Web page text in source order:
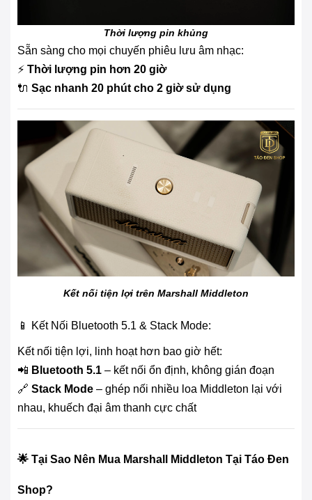
Thời lượng pin khủng
Sẵn sàng cho mọi chuyến phiêu lưu âm nhạc:
⚡ Thời lượng pin hơn 20 giờ
🔌 Sạc nhanh 20 phút cho 2 giờ sử dụng
Kết nối tiện lợi trên Marshall Middleton
📱 Kết Nối Bluetooth 5.1 & Stack Mode:
Kết nối tiện lợi, linh hoạt hơn bao giờ hết:
📲 Bluetooth 5.1 – kết nối ổn định, không gián đoạn
🔗 Stack Mode – ghép nối nhiều loa Middleton lại với
nhau, khuếch đại âm thanh cực chất
🌟 Tại Sao Nên Mua Marshall Middleton Tại Táo Đen
Shop?